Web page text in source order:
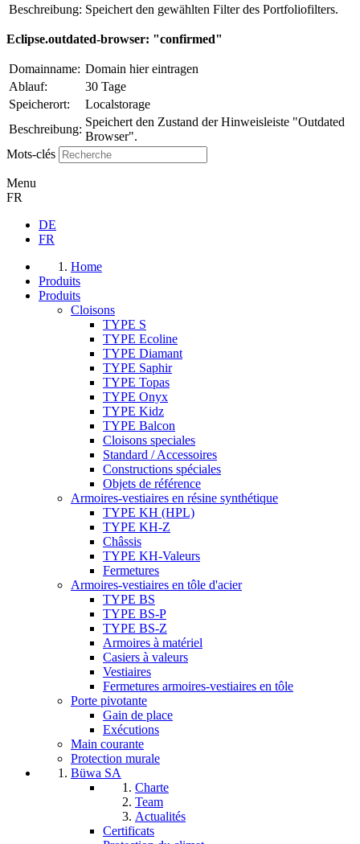
Beschreibung: Speichert den gewählten Filter des Portfoliofilters.
Eclipse.outdated-browser: "confirmed"
Domainname: Domain hier eintragen
Ablauf:
30 Tage
Speicherort:
Localstorage
Beschreibung:
Speichert den Zustand der Hinweisleiste "Outdated
Browser".
Mots-clés
Menu
FR
DE
FR
Home
Produits
Produits
Cloisons
TYPE S
TYPE Ecoline
TYPE Diamant
TYPE Saphir
TYPE Topas
TYPE Onyx
TYPE Kidz
TYPE Balcon
Cloisons speciales
Standard / Accessoires
Constructions spéciales
Objets de référence
Armoires-vestiaires en résine synthétique
TYPE KH (HPL)
TYPE KH-Z
Châssis
TYPE KH-Valeurs
Fermetures
Armoires-vestiaires en tôle d'acier
TYPE BS
TYPE BS-P
TYPE BS-Z
Armoires à matériel
Casiers à valeurs
Vestiaires
Fermetures armoires-vestiaires en tôle
Porte pivotante
Gain de place
Exécutions
Main courante
Protection murale
Büwa SA
Charte
Team
Actualités
Certificats